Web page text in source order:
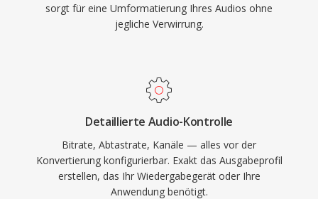
sorgt für eine Umformatierung Ihres Audios ohne
jegliche Verwirrung.
Detaillierte Audio-Kontrolle
Bitrate, Abtastrate, Kanäle — alles vor der
Konvertierung konfigurierbar. Exakt das Ausgabeprofil
erstellen, das Ihr Wiedergabegerät oder Ihre
Anwendung benötigt.